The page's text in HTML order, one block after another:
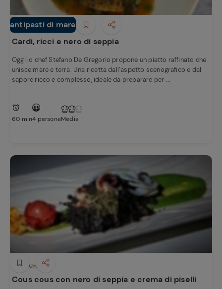
antipasti di mare
Antipasti
Cardi, ricci e nero di seppia
Oggi lo chef Stefano De Gregorio propone un piatto raffinato che
unisce mare e terra. Una ricetta dall’aspetto scenografico e dal
sapore ricco e complesso, ideale da preparare per ...
60 min4 personeMedia
Piatti Unici
Cous cous con nero di seppia e crema di piselli